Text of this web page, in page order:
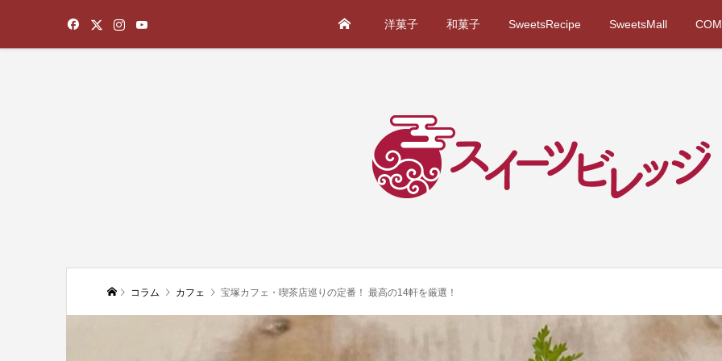
洋菓子 和菓子 SweetsRecipe SweetsMall
コラム カフェ 宝塚カフェ・喫茶店巡りの定番！ 最高の14軒を厳選！